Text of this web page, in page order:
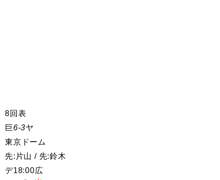
8回表
巨6-3ヤ
東京ドーム
先:片山 / 先:鈴木
デ18:00広